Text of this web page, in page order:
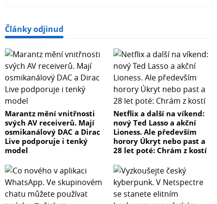
Články odjinud
Marantz mění vnitřnosti
svých AV receiverů. Mají
osmikanálový DAC a Dirac
Live podporuje i tenký
model
Netflix a další na víkend:
nový Ted Lasso a akční
Lioness. Ale především
horory Úkryt nebo past a
28 let poté: Chrám z kostí